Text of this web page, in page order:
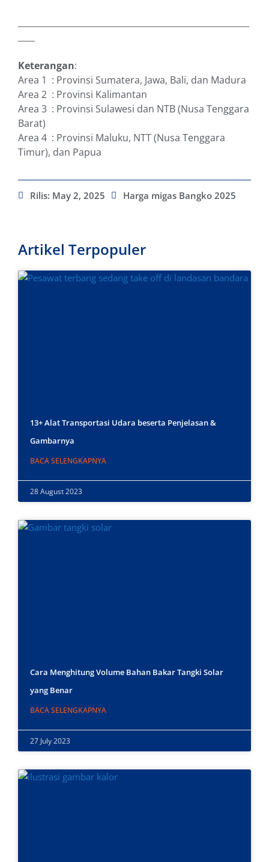
Keterangan:
Area 1 : Provinsi Sumatera, Jawa, Bali, dan Madura
Area 2 : Provinsi Kalimantan
Area 3 : Provinsi Sulawesi dan NTB (Nusa Tenggara
Barat)
Area 4 : Provinsi Maluku, NTT (Nusa Tenggara
Timur), dan Papua
Rilis: May 2, 2025 Harga migas Bangko 2025
Artikel Terpopuler
13+ Alat Transportasi Udara beserta Penjelasan &
Gambarnya
BACA SELENGKAPNYA
28 August 2023
Cara Menghitung Volume Bahan Bakar Tangki Solar
yang Benar
BACA SELENGKAPNYA
27 July 2023